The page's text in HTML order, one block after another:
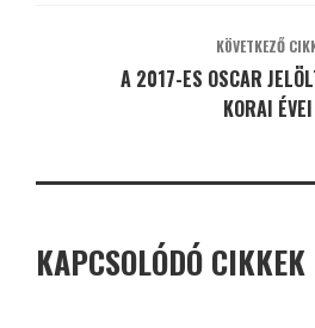
KÖVETKEZŐ
A 2017-ES OSCAR
KORAI ÉVEI
KAPCSOLÓDÓ CIKKEK